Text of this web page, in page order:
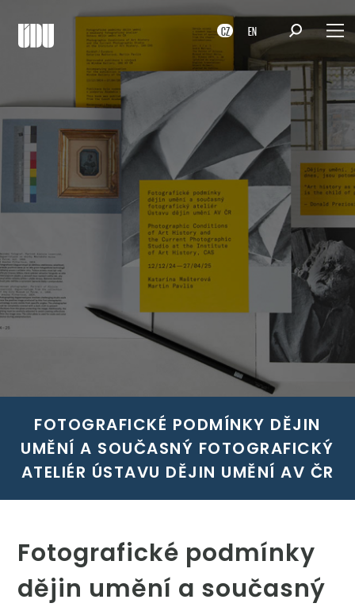
CZ EN
FOTOGRAFICKÉ PODMÍNKY DĚJIN
UMĚNÍ A SOUČASNÝ FOTOGRAFICKÝ
ATELIÉR ÚSTAVU DĚJIN UMĚNÍ AV ČR
Fotografické podmínky
dějin umění a současný